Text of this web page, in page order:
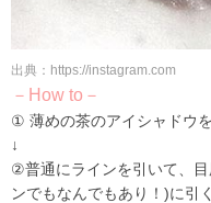
出典：https://instagram.com
－How to－
① 薄めの茶のアイシャドウ
↓
②普通にラインを引いて、
ンでもなんでもあり！)に引く